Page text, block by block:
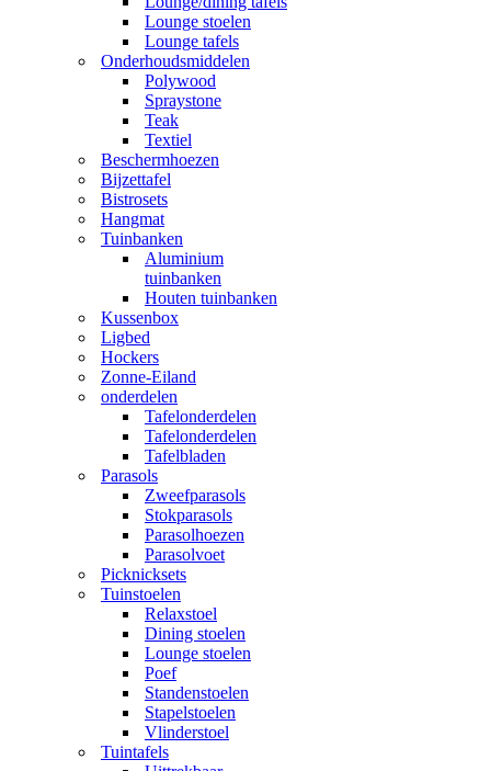
Lounge stoelen
Lounge tafels
Onderhoudsmiddelen
Polywood
Spraystone
Teak
Textiel
Beschermhoezen
Bijzettafel
Bistrosets
Hangmat
Tuinbanken
Aluminium
tuinbanken
Houten tuinbanken
Kussenbox
Ligbed
Hockers
Zonne-Eiland
onderdelen
Tafelonderdelen
Tafelonderdelen
Tafelbladen
Parasols
Zweefparasols
Stokparasols
Parasolhoezen
Parasolvoet
Picknicksets
Tuinstoelen
Relaxstoel
Dining stoelen
Lounge stoelen
Poef
Standenstoelen
Stapelstoelen
Vlinderstoel
Tuintafels